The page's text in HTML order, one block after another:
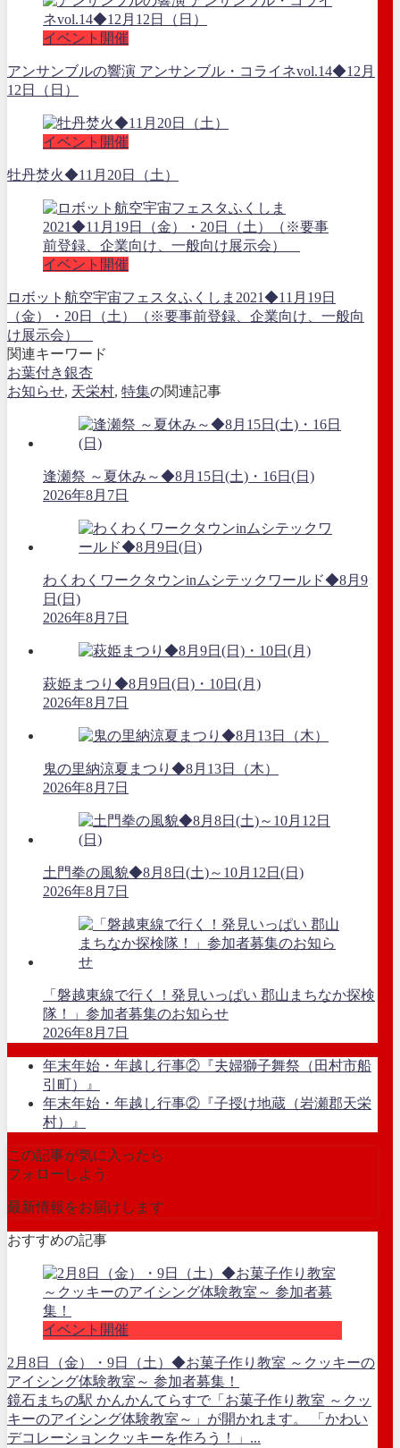
イベント開催
アンサンブルの響演 アンサンブル・コライネvol.14◆12月
12日（日）
イベント開催
牡丹焚火◆11月20日（土）
イベント開催
ロボット航空宇宙フェスタふくしま2021◆11月19日
（金）・20日（土）（※要事前登録、企業向け、一般向
け展示会）
関連キーワード
お葉付き銀杏
お知らせ, 天栄村, 特集の関連記事
逢瀬祭 ～夏休み～◆8月15日(土)・16日(日)
2026年8月7日
わくわくワークタウンinムシテックワールド◆8月9
日(日)
2026年8月7日
萩姫まつり◆8月9日(日)・10日(月)
2026年8月7日
鬼の里納涼夏まつり◆8月13日（木）
2026年8月7日
土門拳の風貌◆8月8日(土)～10月12日(日)
2026年8月7日
「磐越東線で行く！発見いっぱい 郡山まちなか探検
隊！」参加者募集のお知らせ
2026年8月7日
年末年始・年越し行事②『夫婦獅子舞祭（田村市船
引町）』
年末年始・年越し行事②『子授け地蔵（岩瀬郡天栄
村）』
この記事が気に入ったら
フォローしよう
最新情報をお届けします
おすすめの記事
イベント開催
2月8日（金）・9日（土）◆お菓子作り教室 ～クッキーの
アイシング体験教室～ 参加者募集！
鏡石まちの駅 かんかんてらすで「お菓子作り教室 ～クッ
キーのアイシング体験教室～」が開かれます。 「かわい
デコレーションクッキーを作ろう！」...